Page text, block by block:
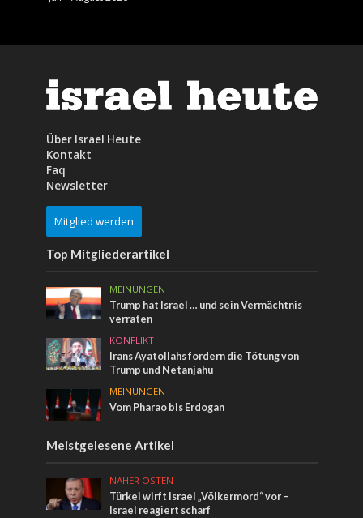
Über Israel Heute
Kontakt
Faq
Newsletter
Mitglied werden
Top Mitgliederartikel
MEINUNGEN
Trump hat Israel … und sein Vermächtnis
verraten
KONFLIKT
Irans Ayatollahs fordern die Tötung von
Trump und Netanjahu
MEINUNGEN
Vom Pharao bis Erdogan
Meistgelesene Artikel
NAHER OSTEN
Türkei wirft Israel „Völkermord“ vor –
Israel reagiert scharf